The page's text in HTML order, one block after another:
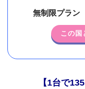
無制限プラン
この国
【1台で